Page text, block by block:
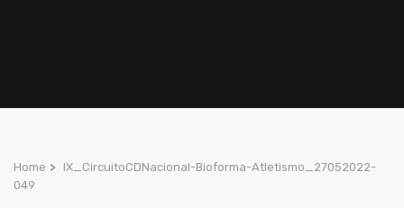
Home > IX_CircuitoCDNacional-Bioforma-Atletismo_27052022-
049